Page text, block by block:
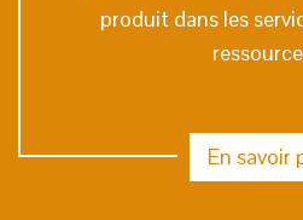
produit dans les
En savoir